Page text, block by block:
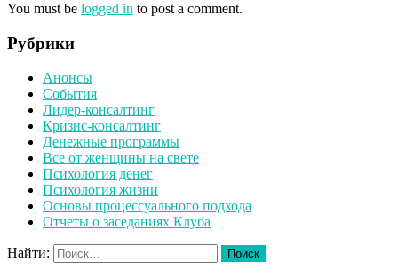
You must be logged in to post a comment.
Рубрики
Анонсы
События
Лидер-консалтинг
Кризис-консалтинг
Денежные программы
Все от женщины на свете
Психология денег
Психология жизни
Основы процессуального подхода
Отчеты о заседаниях Клуба
Найти: